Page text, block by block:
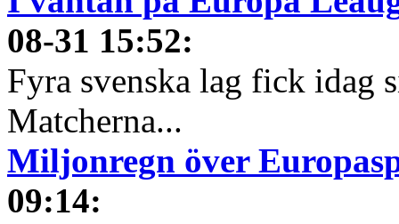
08-31 15:52:
Fyra svenska lag fick idag
Matcherna...
Miljonregn över
09:14: